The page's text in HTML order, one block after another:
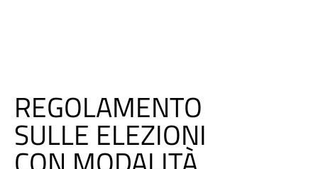
REGOLAMENTO
SULLE ELEZIONI